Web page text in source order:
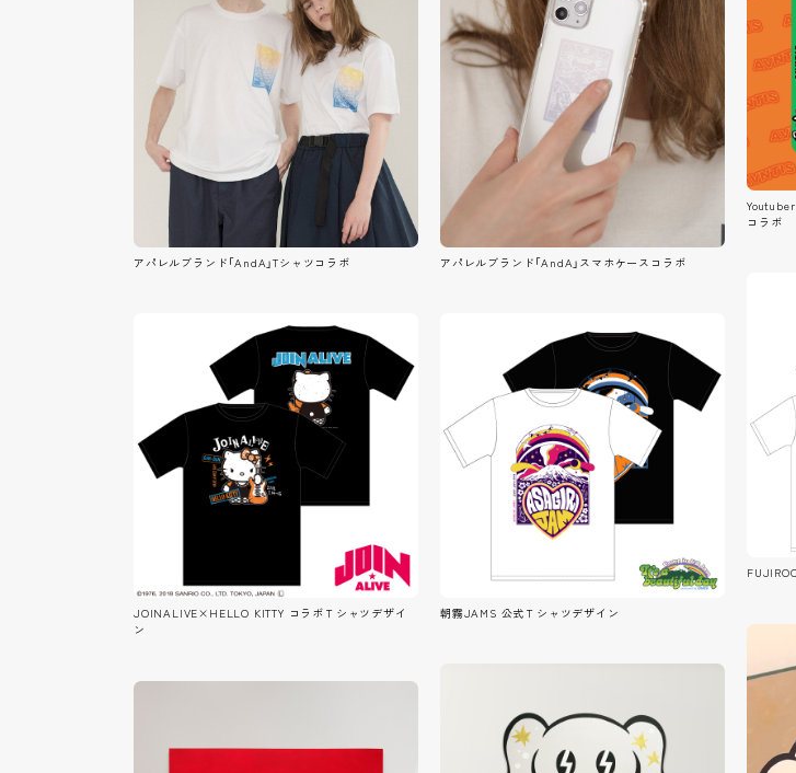
ABOUT
NEWS
AGENT
SUPPORT
アパレルブランド「AndA」Tシャツコラボ アパレルブランド「AndA」スマホケースコラボ
コラボ
JOINALIVE×HELLO KITTY コラボＴシャツデザイ
ン
朝霧JAMS 公式Ｔシャツデザイン